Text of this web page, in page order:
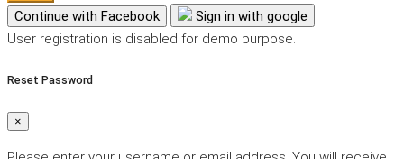
Continue with Facebook
Sign in with google
User registration is disabled for demo purpose.
Reset Password
×